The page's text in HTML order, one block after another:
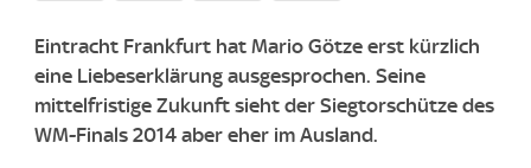
Eintracht Frankfurt hat Mario Götze erst kürzlich
eine Liebeserklärung ausgesprochen. Seine
mittelfristige Zukunft sieht der Siegtorschütze des
WM-Finals 2014 aber eher im Ausland.